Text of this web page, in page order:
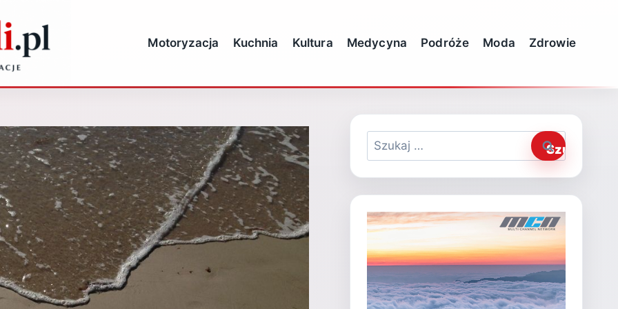
Motoryzacja Kuchnia Kultura Medycyna Podróże Moda Zdrowie
Szukaj: